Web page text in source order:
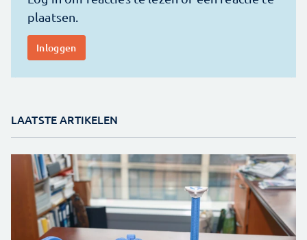
LAATSTE ARTIKELEN